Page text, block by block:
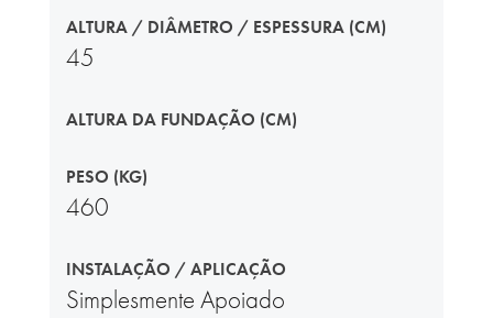
ALTURA / DIÂMETRO / ESPESSURA (CM)
45
ALTURA DA FUNDAÇÃO (CM)
PESO (KG)
460
INSTALAÇÃO / APLICAÇÃO
Simplesmente Apoiado